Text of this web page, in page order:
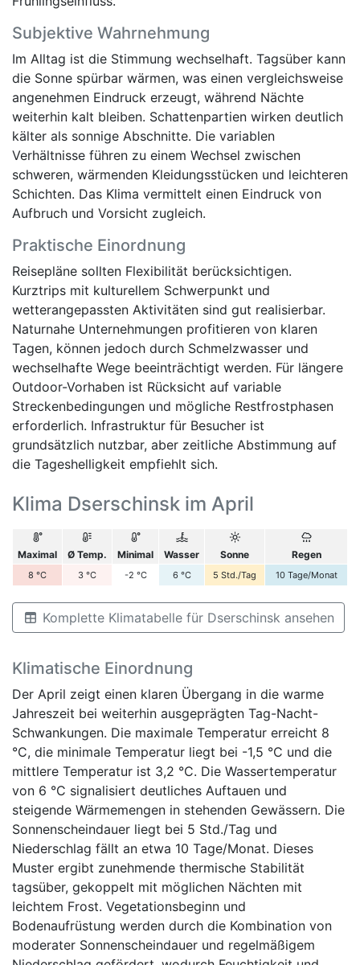
Subjektive Wahrnehmung
Im Alltag ist die Stimmung wechselhaft. Tagsüber kann
die Sonne spürbar wärmen, was einen vergleichsweise
angenehmen Eindruck erzeugt, während Nächte
weiterhin kalt bleiben. Schattenpartien wirken deutlich
kälter als sonnige Abschnitte. Die variablen
Verhältnisse führen zu einem Wechsel zwischen
schweren, wärmenden Kleidungsstücken und leichteren
Schichten. Das Klima vermittelt einen Eindruck von
Aufbruch und Vorsicht zugleich.
Praktische Einordnung
Reisepläne sollten Flexibilität berücksichtigen.
Kurztrips mit kulturellem Schwerpunkt und
wetterangepassten Aktivitäten sind gut realisierbar.
Naturnahe Unternehmungen profitieren von klaren
Tagen, können jedoch durch Schmelzwasser und
wechselhafte Wege beeinträchtigt werden. Für längere
Outdoor-Vorhaben ist Rücksicht auf variable
Streckenbedingungen und mögliche Restfrostphasen
erforderlich. Infrastruktur für Besucher ist
grundsätzlich nutzbar, aber zeitliche Abstimmung auf
die Tageshelligkeit empfiehlt sich.
Klima Dserschinsk im April
Maximal Ø Temp. Minimal Wasser Sonne Regen
8 °C 3 °C -2 °C 6 °C 5 Std./Tag 10 Tage/Monat
Komplette Klimatabelle für Dserschinsk ansehen
Klimatische Einordnung
Der April zeigt einen klaren Übergang in die warme
Jahreszeit bei weiterhin ausgeprägten Tag-Nacht-
Schwankungen. Die maximale Temperatur erreicht 8
°C, die minimale Temperatur liegt bei -1,5 °C und die
mittlere Temperatur ist 3,2 °C. Die Wassertemperatur
von 6 °C signalisiert deutliches Auftauen und
steigende Wärmemengen in stehenden Gewässern. Die
Sonnenscheindauer liegt bei 5 Std./Tag und
Niederschlag fällt an etwa 10 Tage/Monat. Dieses
Muster ergibt zunehmende thermische Stabilität
tagsüber, gekoppelt mit möglichen Nächten mit
leichtem Frost. Vegetationsbeginn und
Bodenaufrüstung werden durch die Kombination von
moderater Sonnenscheindauer und regelmäßigem